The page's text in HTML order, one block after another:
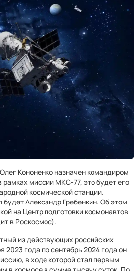
Кононенко назначен командиром
миссии МКС-77, это будет его
космической станции.
Александр Гребенкин. Об этом
на Центр подготовки космонавтов
в Роскосмос).
из действующих российских
2023 года по сентябрь 2024 года он
в ходе которой стал первым